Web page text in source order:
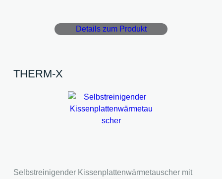
Details zum Produkt
THERM-X
Selbstreinigender Kissenplattenwärmetauscher mit